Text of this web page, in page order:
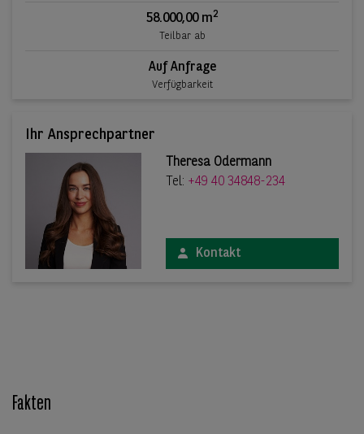
58.000,00 m2
Teilbar ab
Auf Anfrage
Verfügbarkeit
Ihr Ansprechpartner
Theresa Odermann
Tel: +49 40 34848-234
Kontakt
Fakten